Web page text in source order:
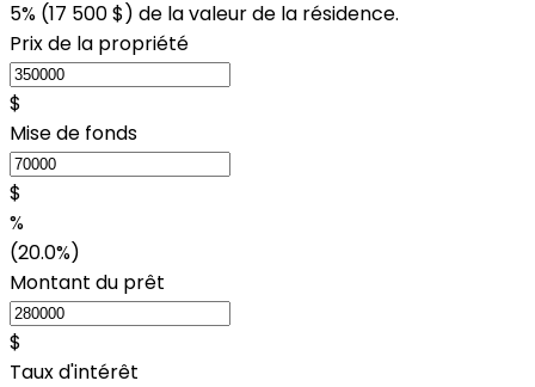
5% (17 500 $) de la valeur de la résidence.
Prix de la propriété
$
Mise de fonds
$
%
(20.0%)
Montant du prêt
$
Taux d'intérêt